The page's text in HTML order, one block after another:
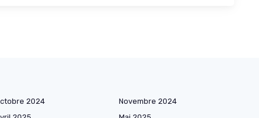
2024
Novembre 2024